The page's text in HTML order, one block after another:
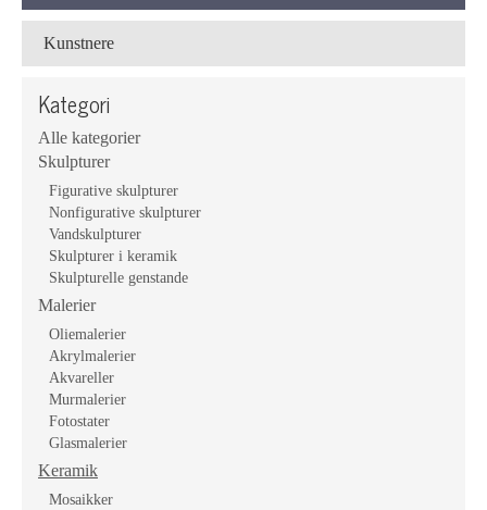
Kunstnere
Kategori
Alle kategorier
Skulpturer
Figurative skulpturer
Nonfigurative skulpturer
Vandskulpturer
Skulpturer i keramik
Skulpturelle genstande
Malerier
Oliemalerier
Akrylmalerier
Akvareller
Murmalerier
Fotostater
Glasmalerier
Keramik
Mosaikker